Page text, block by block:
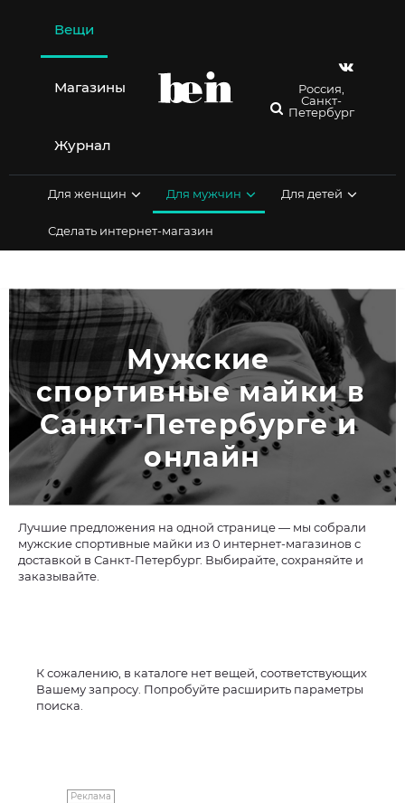
содержимому
Вещи
Магазины
Журнал
Россия,
Санкт-
Петербург
Для женщин Для мужчин Для детей
Сделать интернет-магазин
Мужские
спортивные майки в
Санкт-Петербурге и
онлайн
Лучшие предложения на одной странице — мы собрали
мужские спортивные майки из 0 интернет-магазинов с
доставкой в Санкт-Петербург. Выбирайте, сохраняйте и
заказывайте.
К сожалению, в каталоге нет вещей, соответствующих
Вашему запросу. Попробуйте расширить параметры
поиска.
Реклама